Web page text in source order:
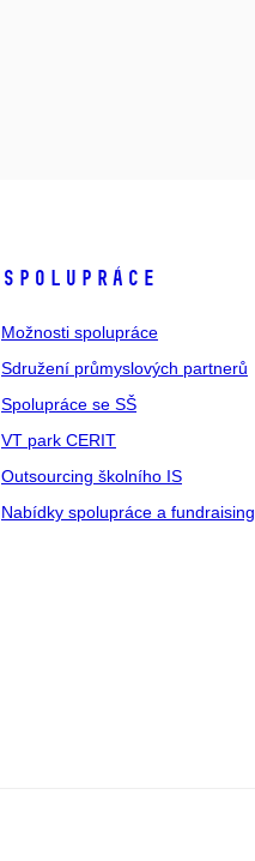
SPOLUPRÁCE
Možnosti spolupráce
Sdružení průmyslových partnerů
Spolupráce se SŠ
VT park CERIT
Outsourcing školního IS
Nabídky spolupráce a fundraising